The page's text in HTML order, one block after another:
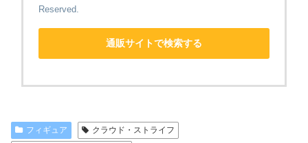
Reserved.
通販サイトで検索する
フィギュア
クラウド・ストライフ